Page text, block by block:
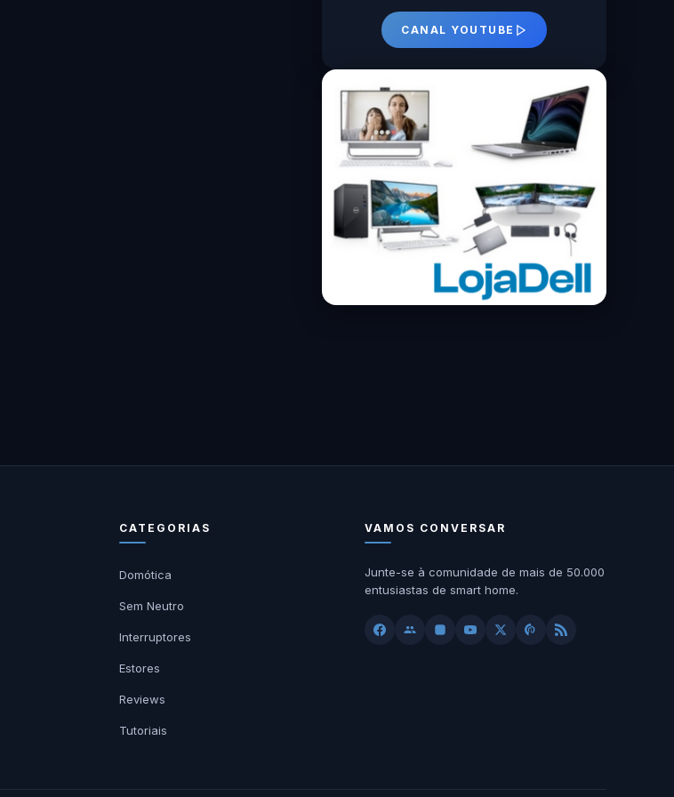
CANAL YOUTUBE
CATEGORIAS
Domótica
Sem Neutro
Interruptores
Estores
Reviews
Tutoriais
VAMOS CONVERSAR
Junte-se à comunidade de mais de 50.000
entusiastas de smart home.